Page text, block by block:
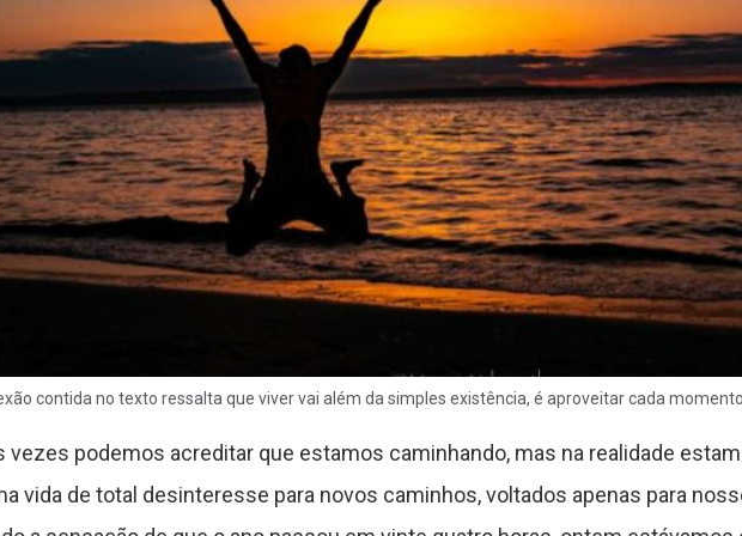
contida no texto ressalta que viver vai além da simples existência, é aproveitar cada
vezes podemos acreditar que estamos caminhando, mas na realidade
vida de total desinteresse para novos caminhos, voltados apenas para